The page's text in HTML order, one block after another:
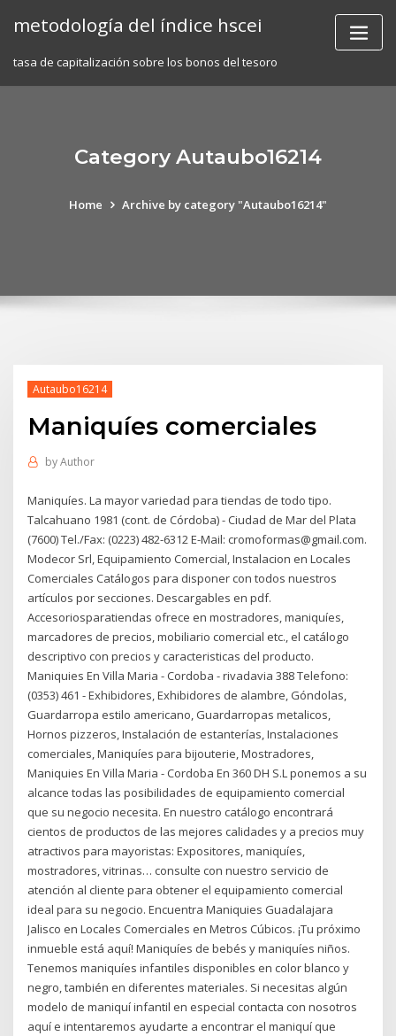
metodología del índice hscei
tasa de capitalización sobre los bonos del tesoro
Category Autaubo16214
Home Archive by category "Autaubo16214"
Autaubo16214
Maniquíes comerciales
byAuthor
Maniquíes. La mayor variedad para tiendas de todo tipo.
Talcahuano 1981 (cont. de Córdoba) - Ciudad de Mar del Plata
(7600) Tel./Fax: (0223) 482-6312 E-Mail: cromoformas@gmail.com.
Modecor Srl, Equipamiento Comercial, Instalacion en Locales
Comerciales Catálogos para disponer con todos nuestros
artículos por secciones. Descargables en pdf.
Accesoriosparatiendas ofrece en mostradores, maniquíes,
marcadores de precios, mobiliario comercial etc., el catálogo
descriptivo con precios y caracteristicas del producto.
Maniquies En Villa Maria - Cordoba - rivadavia 388 Telefono:
(0353) 461 - Exhibidores, Exhibidores de alambre, Góndolas,
Guardarropa estilo americano, Guardarropas metalicos,
Hornos pizzeros, Instalación de estanterías, Instalaciones
comerciales, Maniquíes para bijouterie, Mostradores,
Maniquies En Villa Maria - Cordoba En 360 DH S.L ponemos a su
alcance todas las posibilidades de equipamiento comercial
que su negocio necesita. En nuestro catálogo encontrará
cientos de productos de las mejores calidades y a precios muy
atractivos para mayoristas: Expositores, maniquíes,
mostradores, vitrinas… consulte con nuestro servicio de
atención al cliente para obtener el equipamiento comercial
ideal para su negocio. Encuentra Maniquies Guadalajara
Jalisco en Locales Comerciales en Metros Cúbicos. ¡Tu próximo
inmueble está aquí! Maniquíes de bebés y maniquíes niños.
Tenemos maniquíes infantiles disponibles en color blanco y
negro, también en diferentes materiales. Si necesitas algún
modelo de maniquí infantil en especial contacta con nosotros
aquí e intentaremos ayudarte a encontrar el maniquí que